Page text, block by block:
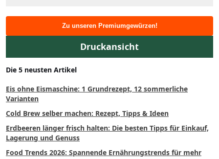
Zu unseren Premiumgewürzen!
Druckansicht
Die 5 neusten Artikel
Eis ohne Eismaschine: 1 Grundrezept, 12 sommerliche
Varianten
Cold Brew selber machen: Rezept, Tipps & Ideen
Erdbeeren länger frisch halten: Die besten Tipps für Einkauf,
Lagerung und Genuss
Food Trends 2026: Spannende Ernährungstrends für mehr